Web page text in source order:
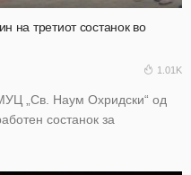
на третиот состанок во
1.01K
„Св. Наум Охридски“ од
состанок за